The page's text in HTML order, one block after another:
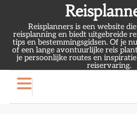
Reisplanners is een website
reisplanning en biedt uitgebreide
tips en bestemmingsgidsen. Of je
of een lange avontuurlijke reis
je persoonlijke routes en
reiservaring.